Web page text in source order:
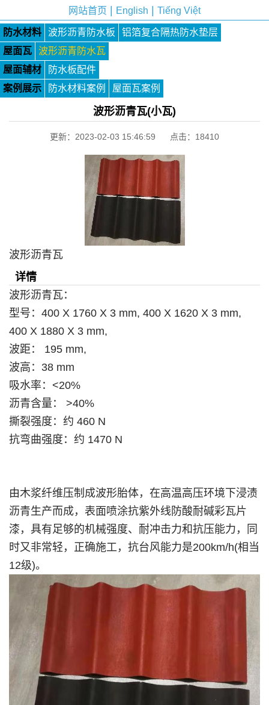
网站首页 English Tiếng Việt
防水材料 波形沥青防水板
铝箔复合隔热防水垫层
屋面瓦
波形沥青防水瓦
屋面辅材
防水板配件
案例展示
防水材料案例 屋面瓦案例
波形沥青瓦(小瓦)
更新：2023-02-03 15:46:59 点击： 18410
波形沥青瓦
详情
波形沥青瓦：
型号：400 X 1760 X 3 mm, 400 X 1620 X 3 mm,
400 X 1880 X 3 mm,
波距： 195 mm,
波高：38 mm
吸水率：<20%
沥青含量： >40%
撕裂强度：约 460 N
抗弯曲强度：约 1470 N
由木浆纤维压制成波形胎体，在高温高压环境下浸渍
沥青生产而成，表面喷涂抗紫外线防酸耐碱彩瓦片
漆，具有足够的机械强度、耐冲击力和抗压能力，同
时又非常轻，正确施工，抗台风能力是200km/h(相当
12级)。